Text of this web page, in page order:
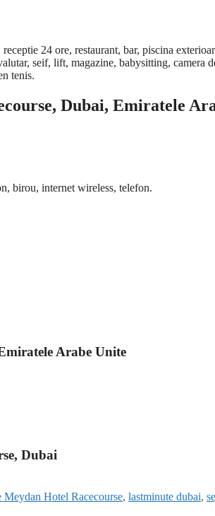
receptie 24 ore, restaurant, bar, piscina
seif, lift, magazine, babysitting, camera
tenis.
Dubai, Emiratele
birou, internet wireless, telefon.
Arabe Unite
Dubai
Meydan Hotel Racecourse, lastminute dubai,